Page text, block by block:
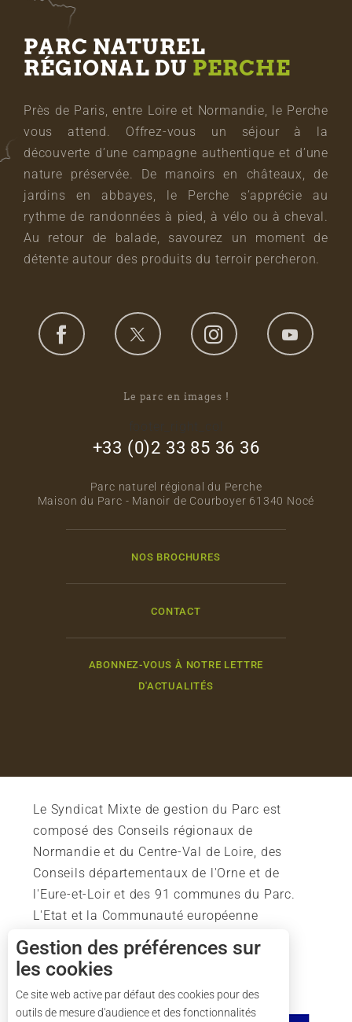
Description
PARC NATUREL
RÉGIONAL DU PERCHE
Près de Paris, entre Loire et Normandie, le Perche
vous attend. Offrez-vous un séjour à la
découverte d’une campagne authentique et d’une
nature préservée. De manoirs en châteaux, de
jardins en abbayes, le Perche s’apprécie au
rythme de randonnées à pied, à vélo ou à cheval.
Au retour de balade, savourez un moment de
détente autour des produits du terroir percheron.
Le parc en images !
+33 (0)2 33 85 36 36
Parc naturel régional du Perche
Maison du Parc - Manoir de Courboyer 61340 Nocé
NOS BROCHURES
CONTACT
ABONNEZ-VOUS À NOTRE LETTRE
D'ACTUALITÉS
Le Syndicat Mixte de gestion du Parc est
composé des Conseils régionaux de
Normandie et du Centre-Val de Loire, des
Conseils départementaux de l'Orne et de
l'Eure-et-Loir et des 91 communes du Parc.
L'Etat et la Communauté européenne
soutiennent également l'action du Parc.
Gestion des préférences sur
les cookies
Ce site web active par défaut des cookies pour des
outils de mesure d'audience et des fonctionnalités